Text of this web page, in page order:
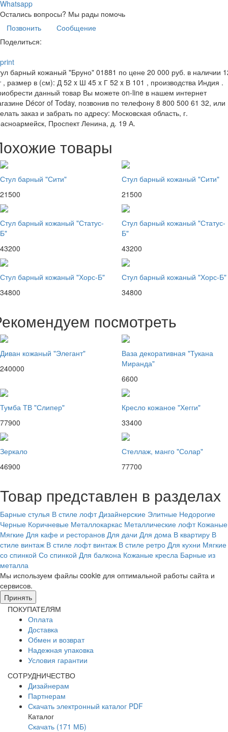
Whatsapp
Остались вопросы? Мы рады помочь
Позвонить
Сообщение
Поделиться:
print
барный кожаный "Бруно" 01881 по цене 20 000 руб. в наличии
, размер в (см): Д 52 x Ш 45 x Г 52 x В 101 , производства Индия .
данный товар Вы можете on-line в нашем интернет
Décor of Today, позвонив по телефону 8 800 500 61 32, или
заказ и забрать по адресу: Московская область, г.
Проспект Ленина, д. 19 А.
товары
Стул барный "Сити"
21500
Стул барный кожаный "Сити"
21500
Стул барный кожаный "Статус-
Б"
43200
Стул барный кожаный "Статус-
Б"
43200
Стул барный кожаный "Хорс-Б"
34800
Стул барный кожаный "Хорс-Б"
34800
посмотреть
Диван кожаный "Элегант"
240000
Ваза декоративная "Тукана
Миранда"
6600
Тумба ТВ "Слипер"
77900
Кресло кожаное "Хегги"
33400
Зеркало
46900
Стеллаж, манго "Солар"
77700
Товар представлен в разделах
Барные стулья В стиле лофт Дизайнерские Элитные Недорогие
Черные Коричневые Металлокаркас Металлические лофт Кожаные
Мягкие Для кафе и ресторанов Для дачи Для дома В квартиру В
стиле винтаж В стиле лофт винтаж В стиле ретро Для кухни Мягкие
со спинкой Со спинкой Для балкона Кожаные кресла Барные из
металла
Мы используем файлы cookie для оптимальной работы сайта и
сервисов.
Принять
ПОКУПАТЕЛЯМ
Оплата
Доставка
Обмен и возврат
Надежная упаковка
Условия гарантии
СОТРУДНИЧЕСТВО
Дизайнерам
Партнерам
Скачать электронный каталог PDF
Каталог
Скачать (171 МБ)